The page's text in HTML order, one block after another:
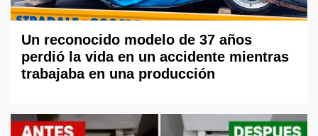
Un reconocido modelo de 37 años
perdió la vida en un accidente mientras
trabajaba en una producción